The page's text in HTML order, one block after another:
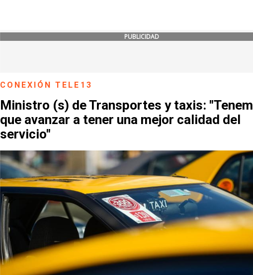
PUBLICIDAD
CONEXIÓN TELE13
Ministro (s) de Transportes y taxis:
que avanzar a tener una mejor calidad del
servicio"